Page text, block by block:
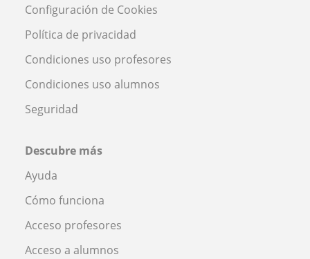
Configuración de Cookies
Política de privacidad
Condiciones uso profesores
Condiciones uso alumnos
Seguridad
Descubre más
Ayuda
Cómo funciona
Acceso profesores
Acceso a alumnos